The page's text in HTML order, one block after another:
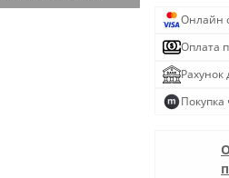
Онлайн
Оплата